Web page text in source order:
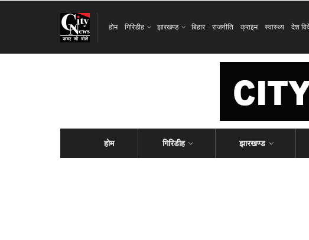
होम गिरिडीह झारखण्ड बिहार राजनीति क्राइम स्वास्थ्य देश
होम गिरिडीह झारखण्ड